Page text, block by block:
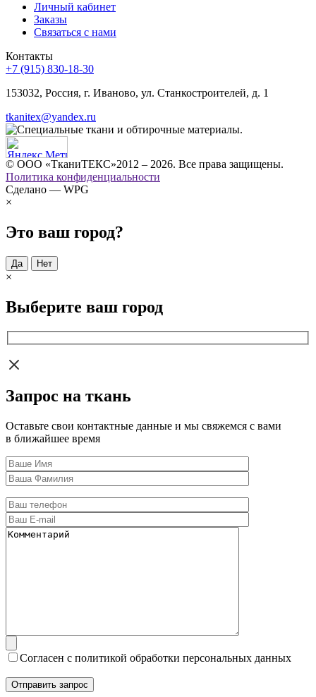
Личный кабинет
Заказы
Связаться с нами
Контакты
+7 (915) 830-18-30
153032, Россия, г. Иваново, ул. Станкостроителей, д. 1
tkanitex@yandex.ru
© ООО «ТканиТЕКС»2012 – 2026. Все права защищены.
Политика конфиденциальности
Сделано — WPG
×
Это ваш город?
Да Нет
×
Выберите ваш город
Запрос на ткань
Оставьте свои контактные данные и мы свяжемся с вами
в ближайшее время
Согласен с политикой обработки персональных данных